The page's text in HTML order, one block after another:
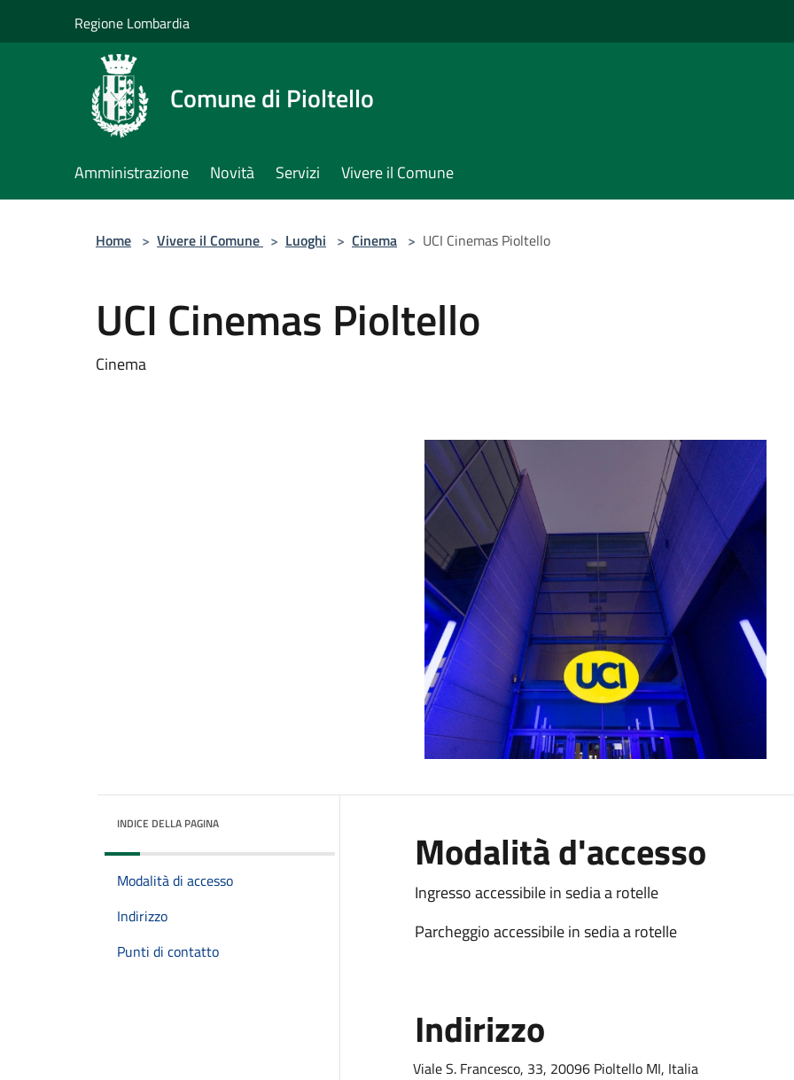
Regione Lombardia
Comune di Pioltello
Amministrazione Novità Servizi Vivere il Comune
Home > Vivere il Comune > Luoghi > Cinema > UCI Cinemas Pioltello
UCI Cinemas Pioltello
Cinema
INDICE DELLA PAGINA
Modalità di accesso
Indirizzo
Punti di contatto
Modalità d'accesso
Ingresso accessibile in sedia a rotelle
Parcheggio accessibile in sedia a rotelle
Indirizzo
Viale S. Francesco, 33, 20096 Pioltello MI, Italia